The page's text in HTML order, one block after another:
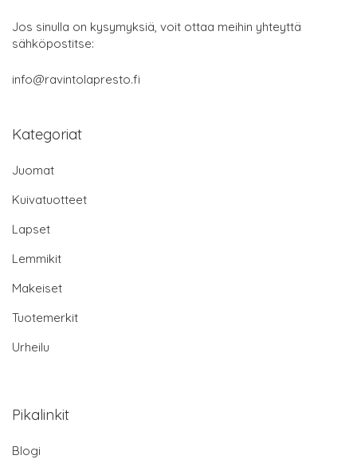
Jos sinulla on kysymyksiä, voit ottaa meihin yhteyttä
sähköpostitse:
info@ravintolapresto.fi
Kategoriat
Juomat
Kuivatuotteet
Lapset
Lemmikit
Makeiset
Tuotemerkit
Urheilu
Pikalinkit
Blogi